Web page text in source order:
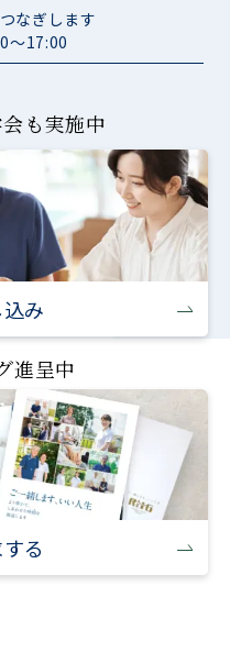
なぎします
～17:00
も実施中
み
進呈中
る